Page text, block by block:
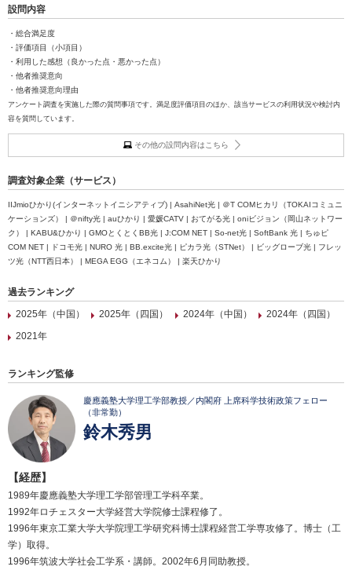
設問内容
・総合満足度
・評価項目（小項目）
・利用した感想（良かった点・悪かった点）
・他者推奨意向
・他者推奨意向理由
アンケート調査を実施した際の質問事項です。満足度評価項目のほか、該当サービスの利用状況や検討内
容を質問しています。
その他の設問内容はこちら
調査対象企業（サービス）
IIJmioひかり(インターネットイニシアティブ) | AsahiNet光 | ＠T COMヒカリ（TOKAIコミュニ
ケーションズ） | ＠nifty光 | auひかり | 愛媛CATV | おてがる光 | oniビジョン（岡山ネットワー
ク） | KABU&ひかり | GMOとくとくBB光 | J:COM NET | So-net光 | SoftBank 光 | ちゅピ
COM NET | ドコモ光 | NURO 光 | BB.excite光 | ピカラ光（STNet） | ビッグローブ光 | フレッ
ツ光（NTT西日本） | MEGA EGG（エネコム） | 楽天ひかり
過去ランキング
2025年（中国）
2025年（四国） 2024年（中国）
2024年（四国）
2021年
ランキング監修
慶應義塾大学理工学部教授／内閣府 上席科学技術政策フェロー
（非常勤）
鈴木秀男
【経歴】
1989年慶應義塾大学理工学部管理工学科卒業。
1992年ロチェスター大学経営大学院修士課程修了。
1996年東京工業大学大学院理工学研究科博士課程経営工学専攻修了。博士（工
学）取得。
1996年筑波大学社会工学系・講師。2002年6月同助教授。